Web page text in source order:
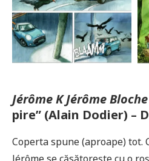
Jérôme K Jérôme Bloche
pire” (Alain Dodier) –
Coperta spune (aproape) tot.